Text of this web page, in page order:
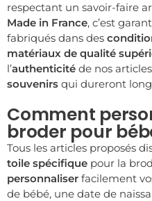
respectant un savoir-faire
Made in France, c’est
fabriqués dans des
matériaux de qualité
l’authenticité de nos
souvenirs qui dureront
Comment
broder pour
Tous les articles proposés
toile spécifique pour la
personnaliser facilement
de bébé, une date de